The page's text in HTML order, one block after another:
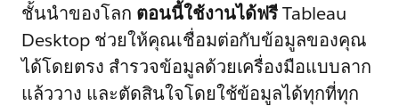
ชั้นนำของโลก ตอนนี้ใช้งานได้ฟรีTableau
Desktop ช่วยให้คุณเชื่อมต่อกับข้อมูลของคุณ
ได้โดยตรง สำรวจข้อมูลด้วยเครื่องมือแบบลาก
แล้ววาง และตัดสินใจโดยใช้ข้อมูลได้ทุกที่ทุก